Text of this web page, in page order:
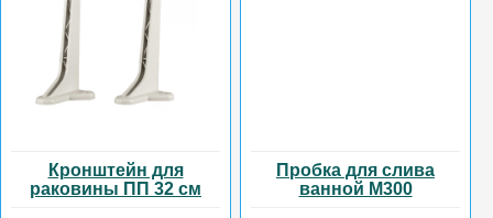
Кронштейн для
раковины ПП 32 см
Пробка для слива
ванной М300